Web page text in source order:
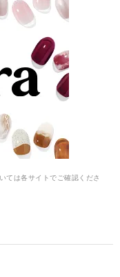
ては各サイトでご確認くださ